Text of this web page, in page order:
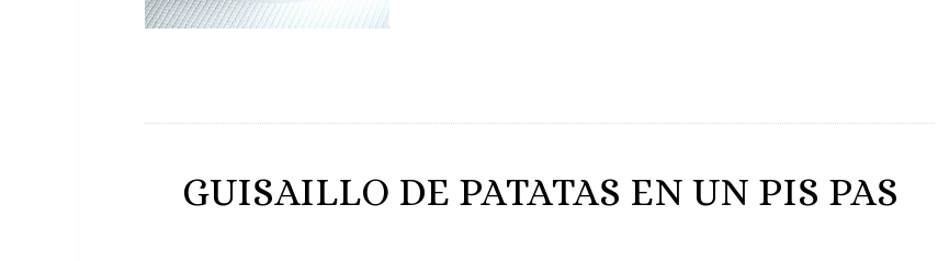
GUISAILLO DE PATATAS EN UN PIS PAS